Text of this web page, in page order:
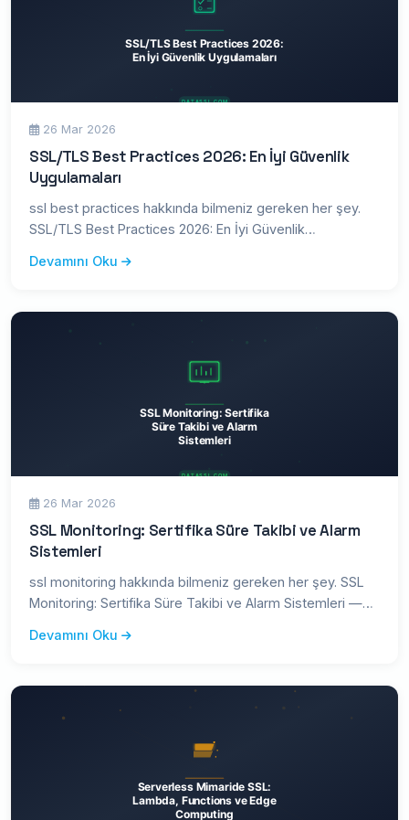
26 Mar 2026
SSL/TLS Best Practices 2026: En İyi Güvenlik
Uygulamaları
ssl best practices hakkında bilmeniz gereken her şey.
SSL/TLS Best Practices 2026: En İyi Güvenlik
Devamını Oku
26 Mar 2026
SSL Monitoring: Sertifika Süre Takibi ve Alarm
Sistemleri
ssl monitoring hakkında bilmeniz gereken her şey. SSL
Monitoring: Sertifika Süre Takibi ve Alarm Sistemleri —
Devamını Oku